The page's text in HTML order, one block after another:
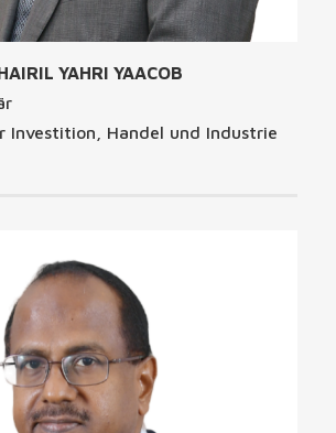
YAHRI YAACOB
Investition, Handel und Industrie